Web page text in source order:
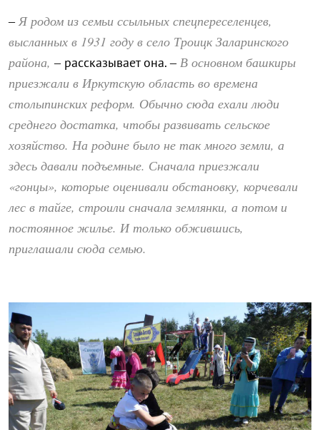
–Я родом из семьи ссыльных спецпереселенцев,
высланных в 1931 году в село Троицк Заларинского
района, – рассказывает она. –В основном башкиры
приезжали в Иркутскую область во времена
столыпинских реформ. Обычно сюда ехали люди
среднего достатка, чтобы развивать сельское
хозяйство. На родине было не так много земли, а
здесь давали подъемные. Сначала приезжали
«гонцы», которые оценивали обстановку, корчевали
лес в тайге, строили сначала землянки, а потом и
постоянное жилье. И только обжившись,
приглашали сюда семью.